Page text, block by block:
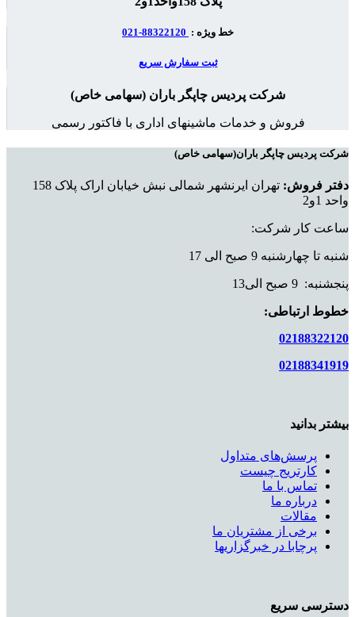
خط ویژه :
ثبت سفارش سریع
شرکت پردیس چاپگر باران (سهامی خاص)
فروش و خدمات ماشینهای اداری با فاکتور رسمی
شرکت پردیس چاپگر باران(سهامی خاص)
دفتر فروش:
تهران ایرنشهر شمالی نبش خیابان اراک پلاک 158
واحد 1و2
ساعت کار شرکت:
شنبه تا چهارشنبه 9 صبح الی 17
پنجشنبه: 9 صبح الی13
خطوط ارتباطی:
02188322120
02188341919
بیشتر بدانید
پرسش‌های متداول
کارتریج چیست
تماس با ما
درباره ما
مقالات
برخی از مشتریان ما
پرچابا در خبرگزاریها
دسترسی سریع